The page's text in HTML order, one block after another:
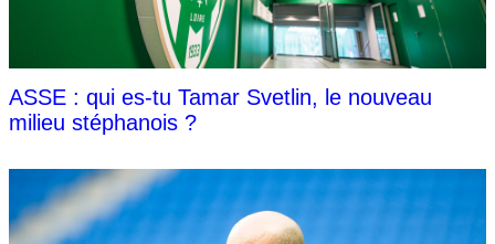
ASSE : qui es-tu Tamar Svetlin, le nouveau
milieu stéphanois ?